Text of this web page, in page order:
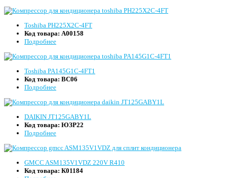
Toshiba PH225X2C-4FT
Код товара: А00158
Подробнее
Toshiba PA145G1C-4FT1
Код товара: ВС06
Подробнее
DAIKIN JT125GABY1L
Код товара: ЮЗР22
Подробнее
GMCC ASM135V1VDZ 220V R410
Код товара: К01184